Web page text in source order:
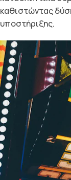
καθιστώντας
υποστήριξης.